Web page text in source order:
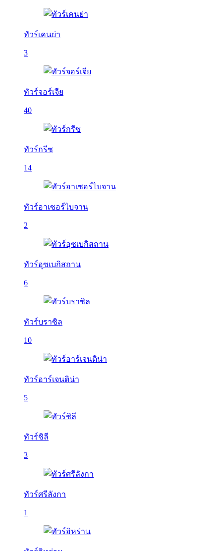
ทัวร์เคนย่า
3
ทัวร์จอร์เจีย
40
ทัวร์กรีซ
14
ทัวร์อาเซอร์ไบจาน
2
ทัวร์อุซเบกิสถาน
6
ทัวร์บราซิล
10
ทัวร์อาร์เจนติน่า
5
ทัวร์ชิลี
3
ทัวร์ศรีลังกา
1